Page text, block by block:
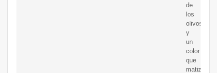
de
los
olivos
y
un
color
que
matiza